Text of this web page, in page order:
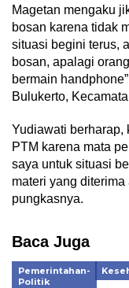
Magetan mengaku
bosan karena tidak
situasi begini terus,
bosan, apalagi
bermain
Bulukerto,
Yudiawati berharap,
PTM karena mata
saya untuk situasi
materi yang
pungkasnya.
Baca Juga
Pemerintahan-
Politik